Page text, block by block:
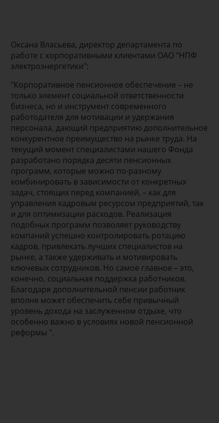
Оксана Власьева, директор департамента по
работе с корпоративными клиентами ОАО "НПФ
электроэнергетики":
"Корпоративное пенсионное обеспечение – не
только элемент социальной ответственности
бизнеса, но и инструмент современного
работодателя для мотивации и удержания
персонала, дающий предприятию дополнительное
конкурентное преимущество на рынке труда. На
текущий момент специалистами нашего Фонда
разработано порядка десяти пенсионных
программ, которые можно по-разному
комбинировать в зависимости от конкретных
задач, стоящих перед компанией, – как для
управления кадровым ресурсом предприятий, так
и для оптимизации расходов. Реализация
подобных программ позволяет руководству
компаний успешно контролировать ротацию
кадров, привлекать лучших специалистов на
рынке, а также удерживать и мотивировать
ключевых сотрудников. Но самое главное – это,
конечно, социальная поддержка работников.
Благодаря дополнительной пенсии работник
вполне может обеспечить себе привычный
уровень дохода на заслуженном отдыхе, что
особенно важно в условиях новой пенсионной
реформы ".